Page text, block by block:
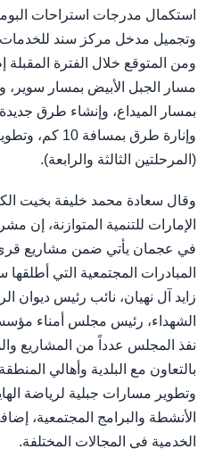
استكمال مدرجات استراحات
وتجميل مدخل مركز سند
ومن المتوقع خلال الفترة
مسار الجبل الأبيض بمسار
وإنارة طرق
(المرحلتين الثالثة والرابعة).
وقال سعادة محمد خليفة بخيت
الإمارات للتنمية المتوازنة،
في عجمان يأتي ضمن مشاريع
المبادرات المجتمعية التي
زايد آل نهيان، نائب رئيس ديوان
الشهداء، رئيس مجلس أمناء
نفذ المجلس عدداً من المشاريع
بالتعاون مع البلدية وأهالي
وتطوير مسارات جبلية لرياضة
الأنشطة والبرامج المجتمعية،
الخدمية في المجالات المختلفة.